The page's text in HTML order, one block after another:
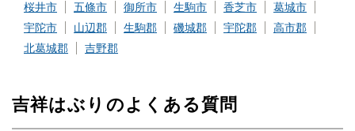
桜井市
五條市 御所市 生駒市 香芝市
葛城市
宇陀市
山辺郡 生駒郡 磯城郡 宇陀郡
高市郡
北葛城郡
吉野郡
吉祥はぶりのよくある質問